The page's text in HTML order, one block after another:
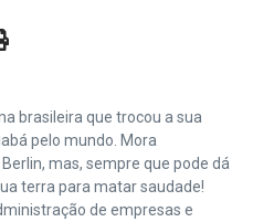
brasileira que trocou a sua
pelo mundo. Mora
mas, sempre que pode dá
terra para matar saudade!
de empresas e